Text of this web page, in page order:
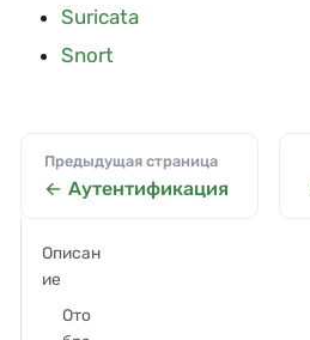
Suricata
Snort
Предыдущая страница
Аутентификация
Описан
ие
Ото